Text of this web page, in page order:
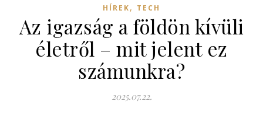
HÍREK, TECH
Az igazság a földön kívüli
életről – mit jelent ez
számunkra?
2025.07.22.